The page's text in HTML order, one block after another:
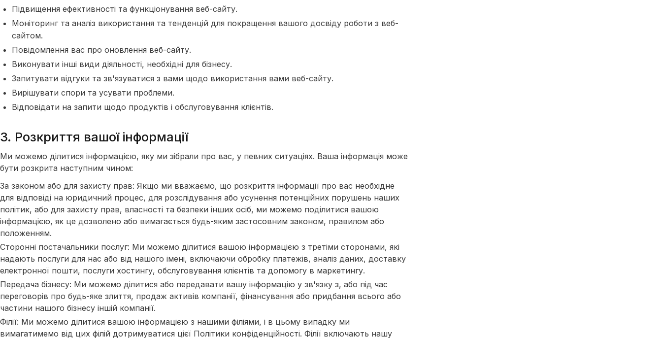
Підвищення ефективності та функціонування веб-сайту.
Моніторинг та аналіз використання та тенденцій для покращення вашого досвіду роботи з веб-
сайтом.
Повідомлення вас про оновлення веб-сайту.
Виконувати інші види діяльності, необхідні для бізнесу.
Запитувати відгуки та зв'язуватися з вами щодо використання вами веб-сайту.
Вирішувати спори та усувати проблеми.
Відповідати на запити щодо продуктів і обслуговування клієнтів.
3. Розкриття вашої інформації
Ми можемо ділитися інформацією, яку ми зібрали про вас, у певних ситуаціях. Ваша інформація може
бути розкрита наступним чином:
За законом або для захисту прав: Якщо ми вважаємо, що розкриття інформації про вас необхідне
для відповіді на юридичний процес, для розслідування або усунення потенційних порушень наших
політик, або для захисту прав, власності та безпеки інших осіб, ми можемо поділитися вашою
інформацією, як це дозволено або вимагається будь-яким застосовним законом, правилом або
положенням.
Сторонні постачальники послуг: Ми можемо ділитися вашою інформацією з третіми сторонами, які
надають послуги для нас або від нашого імені, включаючи обробку платежів, аналіз даних, доставку
електронної пошти, послуги хостингу, обслуговування клієнтів та допомогу в маркетингу.
Передача бізнесу: Ми можемо ділитися або передавати вашу інформацію у зв'язку з, або під час
переговорів про будь-яке злиття, продаж активів компанії, фінансування або придбання всього або
частини нашого бізнесу іншій компанії.
Філії: Ми можемо ділитися вашою інформацією з нашими філіями, і в цьому випадку ми
вимагатимемо від цих філій дотримуватися цієї Політики конфіденційності. Філії включають нашу